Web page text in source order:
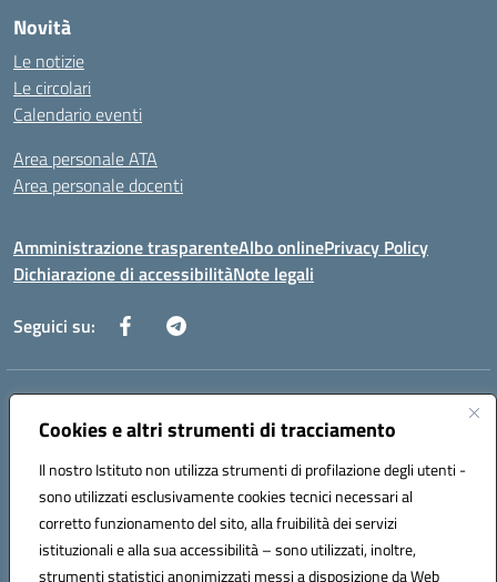
Cookies e altri strumenti di tracciamento
Il nostro Istituto non utilizza strumenti di profilazione degli utenti -
sono utilizzati esclusivamente cookies tecnici necessari al
corretto funzionamento del sito, alla fruibilità dei servizi
istituzionali e alla sua accessibilità – sono utilizzati, inoltre,
strumenti statistici anonimizzati messi a disposizione da Web
Novità
Le notizie
Le circolari
Calendario eventi
Area personale ATA
Area personale docenti
Amministrazione trasparenteAlbo onlinePrivacy Policy
Dichiarazione di accessibilitàNote legali
Seguici su:
Indirizzo:
Centralino:0823904424 Email:ceic8ax00c@istruzione.it
Codice fiscale: 95005860614
Codice meccanografico:
CEIC8AX00C
Codice Indice delle Pubbliche Amministrazioni (IPA): icsmm